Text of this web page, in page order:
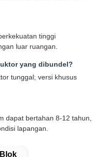
tinggi
luar ruangan.
yang dibundel?
tunggal; versi khusus
dapat bertahan 8-12 tahun,
lapangan.